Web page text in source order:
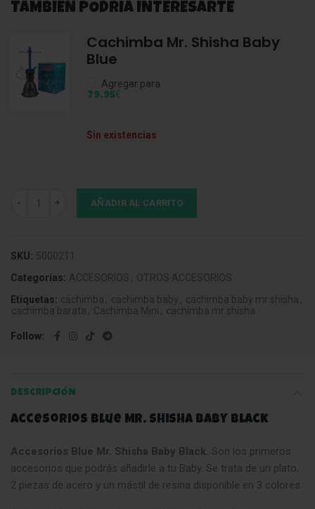
TAMBIEN PODRIA INTERESARTE
Cachimba Mr. Shisha Baby
Blue
Agregar para
79,95€
Sin existencias
Accesorios Blue Mr. Shisha Baby Black cantidad
AÑADIR AL CARRITO
SKU: 5000211
Categorías: ACCESORIOS , OTROS ACCESORIOS
Etiquetas: cachimba , cachimba baby , cachimba baby mr shisha ,
cachimba barata , Cachimba Mini , cachimba mr shisha
Follow
DESCRIPCIÓN
Accesorios Blue Mr. Shisha Baby Black
Accesorios Blue Mr. Shisha Baby Black. Son los primeros
accesorios que podrás añadirle a tu Baby. Se trata de un plato,
2 piezas de acero y un mástil de resina disponible en 3 colores.